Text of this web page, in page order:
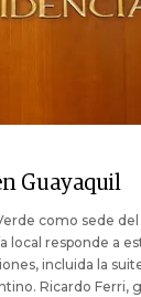
Guayaquil
como sede
local responde a
incluida la
Ricardo Ferri,